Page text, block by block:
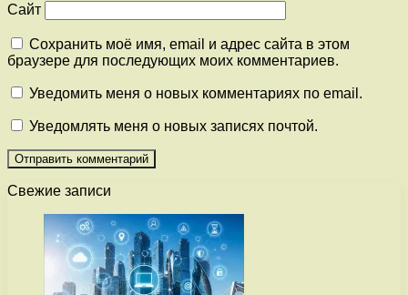
Сайт
Сохранить моё имя, email и адрес сайта в этом
браузере для последующих моих комментариев.
Уведомить меня о новых комментариях по email.
Уведомлять меня о новых записях почтой.
Свежие записи